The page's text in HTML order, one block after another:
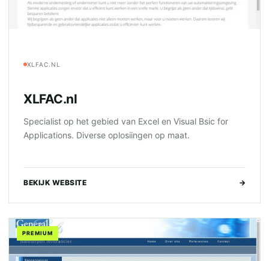
XLFAC.NL
XLFAC.nl
Specialist op het gebied van Excel en Visual Bsic for
Applications. Diverse oplosiingen op maat.
BEKIJK WEBSITE →
PREMIUM